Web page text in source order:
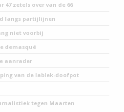
47 zetels over van de 66
langs partijlijnen
niet voorbij
demasqué
aanrader
van de lablek-doofpot
tegen Maarten